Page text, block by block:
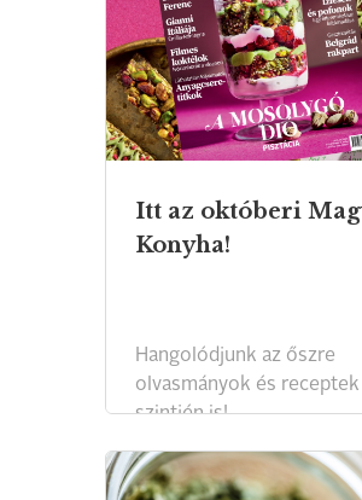
Itt az októberi
Konyha!
Hangolódjunk az őszre
olvasmányok és receptek
szintjén is!